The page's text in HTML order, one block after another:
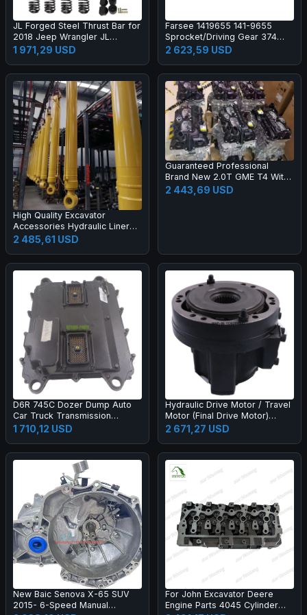
JL Forged Steel Thrust Bar for
2018 Jeep Wrangler JL
Heavy-Duty Steering Kit-New 1
Year Warranty
1 971,29 USD
Farsee 1419655 141-9655
Sprocket/Driving Gear 374
Construction Machinery Parts
2 623,59 USD
High Quality Excavator
Accessories Hydraulic Liner
Boom Arm Bucket Cylinder
Excavator Cylinder
2 485,61 USD
Guaranteed Professional
Brand New 2.0T GME T4 With
Hurricane Turbo Engine for
Jeep Compass Renegade
2 443,69 USD
D6R 745C Dozer Dump Auto
Car Truck Transmission
Systems GP Controller ECM
ECU Control Unit 455-9580
1 710,12 USD
Hydraulic Drive Motor / Travel
Motor (Final Drive Motor)
7253517 7001046 for Skid
Steer Loader Compact Track
2 671,27 USD
New Baic Senova X-65 SUV
2015- 6-Speed Manual
For John Excavator Deere
Engine Parts 4045 Cylinder